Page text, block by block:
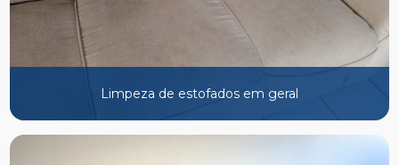
Limpeza de estofados em geral